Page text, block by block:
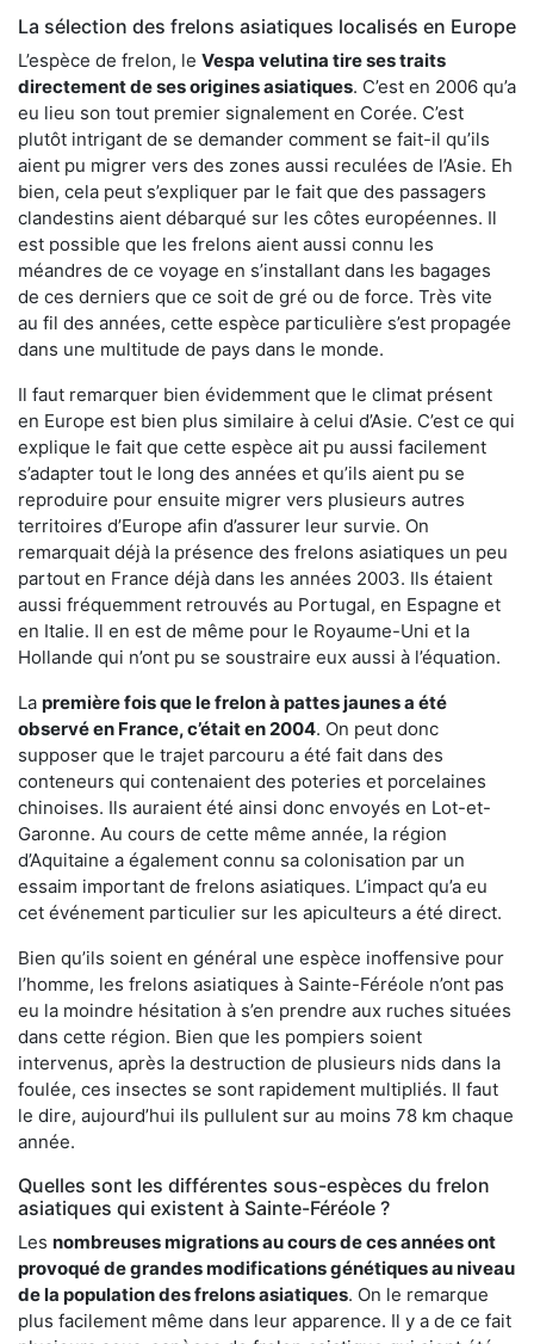
La sélection des frelons asiatiques localisés en Europe
L’espèce de frelon, le Vespa velutina tire ses traits
directement de ses origines asiatiques. C’est en 2006 qu’a
eu lieu son tout premier signalement en Corée. C’est
plutôt intrigant de se demander comment se fait-il qu’ils
aient pu migrer vers des zones aussi reculées de l’Asie. Eh
bien, cela peut s’expliquer par le fait que des passagers
clandestins aient débarqué sur les côtes européennes. Il
est possible que les frelons aient aussi connu les
méandres de ce voyage en s’installant dans les bagages
de ces derniers que ce soit de gré ou de force. Très vite
au fil des années, cette espèce particulière s’est propagée
dans une multitude de pays dans le monde.
Il faut remarquer bien évidemment que le climat présent
en Europe est bien plus similaire à celui d’Asie. C’est ce qui
explique le fait que cette espèce ait pu aussi facilement
s’adapter tout le long des années et qu’ils aient pu se
reproduire pour ensuite migrer vers plusieurs autres
territoires d’Europe afin d’assurer leur survie. On
remarquait déjà la présence des frelons asiatiques un peu
partout en France déjà dans les années 2003. Ils étaient
aussi fréquemment retrouvés au Portugal, en Espagne et
en Italie. Il en est de même pour le Royaume-Uni et la
Hollande qui n’ont pu se soustraire eux aussi à l’équation.
La première fois que le frelon à pattes jaunes a été
observé en France, c’était en 2004. On peut donc
supposer que le trajet parcouru a été fait dans des
conteneurs qui contenaient des poteries et porcelaines
chinoises. Ils auraient été ainsi donc envoyés en Lot-et-
Garonne. Au cours de cette même année, la région
d’Aquitaine a également connu sa colonisation par un
essaim important de frelons asiatiques. L’impact qu’a eu
cet événement particulier sur les apiculteurs a été direct.
Bien qu’ils soient en général une espèce inoffensive pour
l’homme, les frelons asiatiques à Sainte-Féréole n’ont pas
eu la moindre hésitation à s’en prendre aux ruches situées
dans cette région. Bien que les pompiers soient
intervenus, après la destruction de plusieurs nids dans la
foulée, ces insectes se sont rapidement multipliés. Il faut
le dire, aujourd’hui ils pullulent sur au moins 78 km chaque
année.
Quelles sont les différentes sous-espèces du frelon
asiatiques qui existent à Sainte-Féréole ?
Les nombreuses migrations au cours de ces années ont
provoqué de grandes modifications génétiques au niveau
de la population des frelons asiatiques. On le remarque
plus facilement même dans leur apparence. Il y a de ce fait